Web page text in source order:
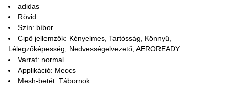
adidas
Rövid
Szín: bíbor
Cipő jellemzők: Kényelmes, Tartósság, Könnyű,
Lélegzőképesség, Nedvességelvezető, AEROREADY
Varrat: normal
Applikáció: Meccs
Mesh-betét: Tábornok